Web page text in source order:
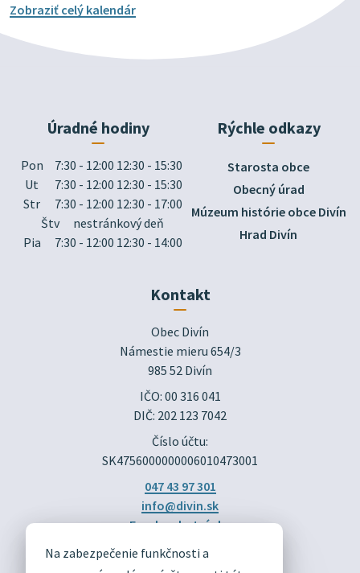
Na zabezpečenie funkčnosti a
Zobraziť celý kalendár
Úradné hodiny
Pon
7:30 - 12:00 12:30 - 15:30
Ut
7:30 - 12:00 12:30 - 15:30
Str
7:30 - 12:00 12:30 - 17:00
Štv
nestránkový deň
Pia
7:30 - 12:00 12:30 - 14:00
Rýchle odkazy
Starosta obce
Obecný úrad
Múzeum histórie obce Divín
Hrad Divín
Kontakt
Obec Divín
Námestie mieru 654/3
985 52 Divín
IČO: 00 316 041
DIČ: 202 123 7042
Číslo účtu:
SK4756000000006010473001
047 43 97 301
info@divin.sk
Facebook stránka